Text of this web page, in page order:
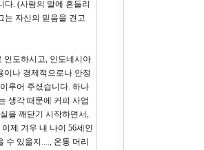
. (사람의 말에 흔들리
는 자신의 믿음을 견고
인도하시고, 인도네시아
이나 경제적으로나 안정
루어 주셨습니다. 하나
생각 때문에 커피 사업
을 깨닫기 시작하면서,
제 겨우 내 나이 56세인
있을지...., 온통 머리